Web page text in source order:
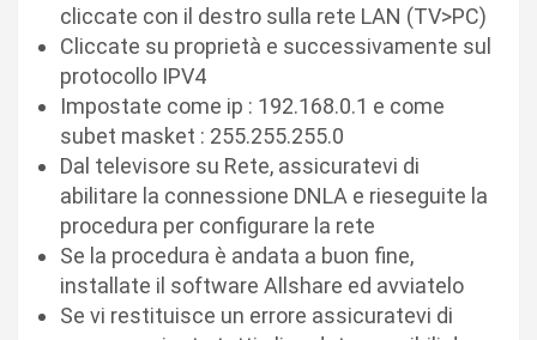
cliccate con il destro sulla rete LAN (TV>PC)
Cliccate su proprietà e successivamente sul
protocollo IPV4
Impostate come ip : 192.168.0.1 e come
subet masket : 255.255.255.0
Dal televisore su Rete, assicuratevi di
abilitare la connessione DNLA e rieseguite la
procedura per configurare la rete
Se la procedura è andata a buon fine,
installate il software Allshare ed avviatelo
Se vi restituisce un errore assicuratevi di